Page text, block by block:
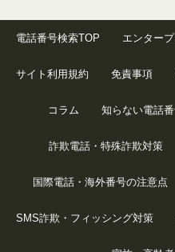
電話番号検索TOP エンター
サイト利用規約 免責事項
コラム 知らない電話
詐欺電話・特殊詐欺対策
国際電話・海外番号の注意点
SMS詐欺・フィッシング対策